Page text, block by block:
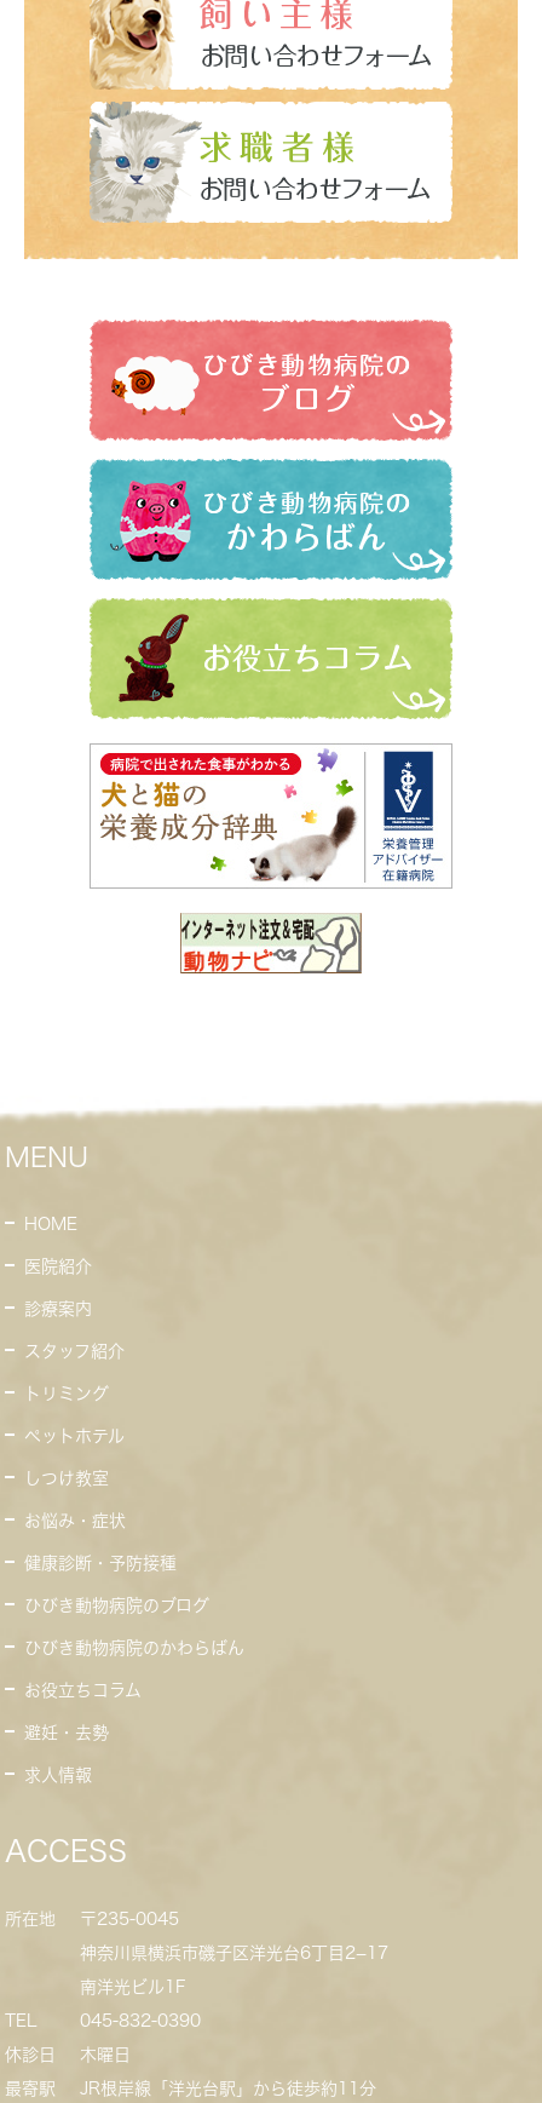
MENU
HOME
医院紹介
診療案内
スタッフ紹介
トリミング
ペットホテル
しつけ教室
お悩み・症状
健康診断・予防接種
ひびき動物病院のブログ
ひびき動物病院のかわらばん
お役立ちコラム
避妊・去勢
求人情報
ACCESS
所在地
〒235-0045
神奈川県横浜市磯子区洋光台6丁目2−17
南洋光ビル1F
TEL
045-832-0390
休診日
木曜日
最寄駅
JR根岸線「洋光台駅」から徒歩約11分